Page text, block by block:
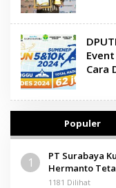
Cara
Populer
1
PT Surabaya
Hermanto
Pamolokan
1181 Dilihat